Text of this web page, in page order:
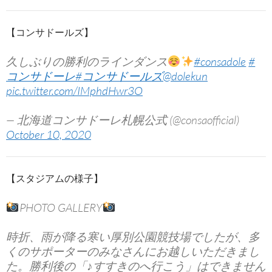
【コンサドールズ】
久しぶりの勝利のラインダンス #consadole #
コンサドーレ#コンサドールズ@dolekun
pic.twitter.com/IMphdHwr3O
— 北海道コンサドーレ札幌公式 (@consaofficial)
October 10, 2020
【スタジアムの様子】
PHOTO GALLERY
時折、雨が降る寒い厚別公園競技場でしたが、多
くのサポーターのみなさんにお越しいただきまし
た。勝利後の「♪すすきのへ行こう」はできません